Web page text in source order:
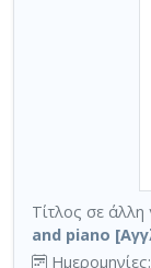
Τίτλος σε
and piano
Ημερομηνίες: